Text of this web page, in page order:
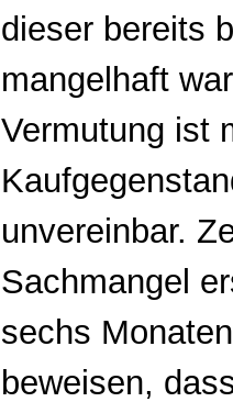
dieser bereits
mangelhaft
Vermutung ist
unvereinbar.
Sachmangel
sechs
beweisen,